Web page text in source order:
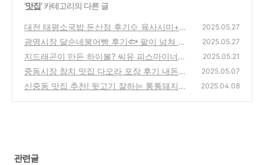
'맛집' 카테고리의 다른 글
대전 태평소국밥 둔산점 후기🍲 육사시미+토
렴 국밥까지!
(5)
2025.05.27
광명시장 달순네붕어빵 후기🐟 팥이 넘쳐 흐
르는 줄 서는 붕어빵 맛집!
(2)
2025.05.27
지드래곤이 만든 하이볼? 씨유 피스마이너스
원 하이볼 솔직 후기🍋
(4)
2025.05.21
중동시장 참치 맛집 다오라 포장 후기 내돈내
산 - 미친 가격에 퀄리티 실화?
(2)
2025.05.07
신중동 맛집 추천! 뒷고기 잘하는 통통돼지부
2025.04.08
관련글